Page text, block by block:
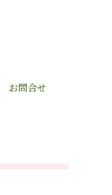
お問合せ